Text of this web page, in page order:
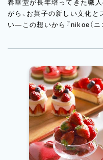
春華堂が長年培ってきた職
がら、お菓子の新しい文化
い―この想いから『nikoe（ニ